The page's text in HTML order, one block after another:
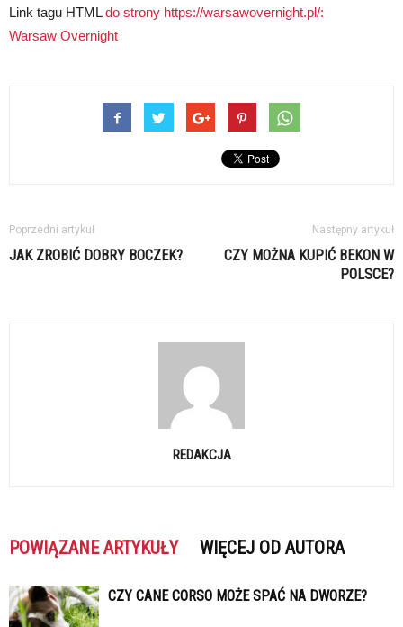
Link tagu HTMLdo strony https://warsawovernight.pl/:
Warsaw Overnight
Poprzedni artykuł
JAK ZROBIĆ DOBRY BOCZEK?
Następny artykuł
CZY MOŻNA KUPIĆ BEKON W
POLSCE?
REDAKCJA
POWIĄZANE ARTYKUŁY WIĘCEJ OD AUTORA
CZY CANE CORSO MOŻE SPAĆ NA DWORZE?